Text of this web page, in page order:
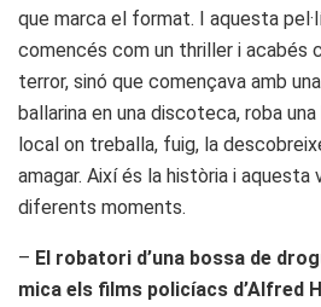
que marca el format. I aquesta
comencés com un thriller i acabés
terror, sinó que començava amb
ballarina en una discoteca, roba
local on treballa, fuig, la
amagar. Així és la història i aquesta
diferents moments.
– El robatori d’una bossa de
mica els films policíacs d’Alfred